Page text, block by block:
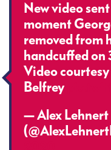
New video
moment
removed from
handcuffed on
Video
Belfrey
— Alex Lehnert